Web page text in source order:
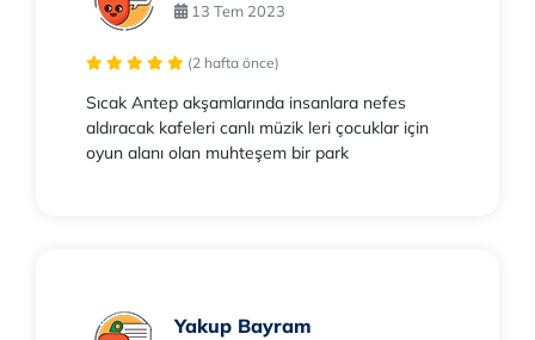
13 Tem 2023
(2 hafta önce)
Sıcak Antep akşamlarında insanlara nefes
aldıracak kafeleri canlı müzik leri çocuklar için
oyun alanı olan muhteşem bir park
Yakup Bayram